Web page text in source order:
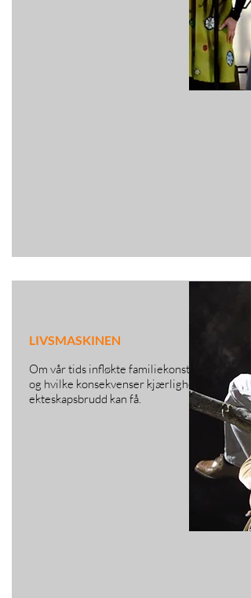
LIVSMASKINEN
Om vår tids infløkte familiekonstellasjoner
og hvilke konsekvenser kjærlighet og
ekteskapsbrudd kan få.